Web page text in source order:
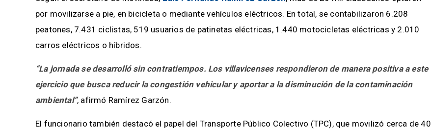
por movilizarse a pie, en bicicleta o mediante vehículos eléctricos. En total, se contabilizaron 6.208
peatones, 7.431 ciclistas, 519 usuarios de patinetas eléctricas, 1.440 motocicletas eléctricas y 2.010
carros eléctricos o híbridos.
“La jornada se desarrolló sin contratiempos. Los villavicenses respondieron de manera positiva a este
ejercicio que busca reducir la congestión vehicular y aportar a la disminución de la contaminación
ambiental”, afirmó Ramírez Garzón.
El funcionario también destacó el papel del Transporte Público Colectivo (TPC), que movilizó cerca de 40